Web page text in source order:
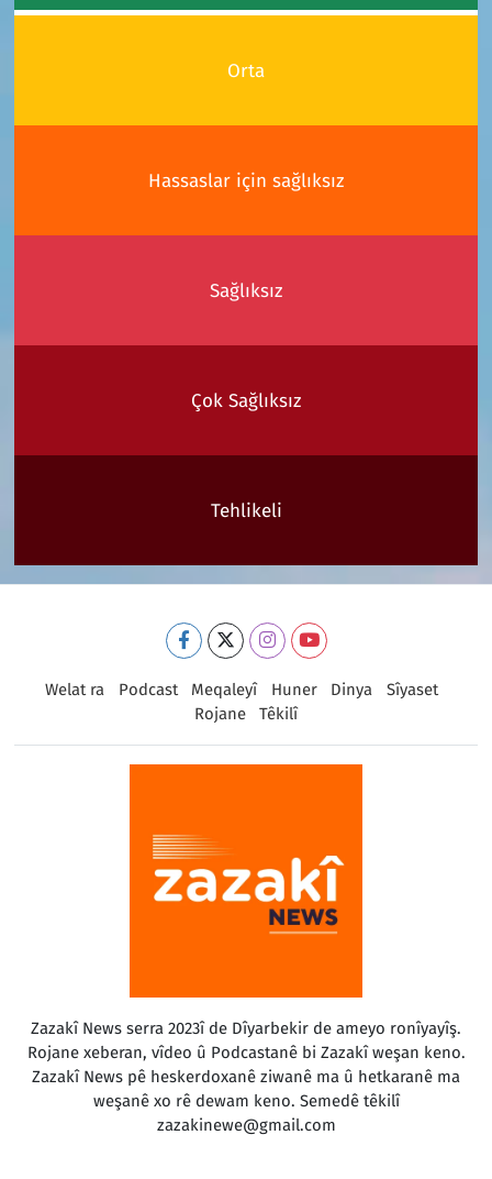
Orta
Hassaslar için sağlıksız
Sağlıksız
Çok Sağlıksız
Tehlikeli
Welat ra Podcast Meqaleyî Huner Dinya
Sîyaset
Rojane
Têkilî
Zazakî News serra 2023î de Dîyarbekir de ameyo ronîyayîş.
Rojane xeberan, vîdeo û Podcastanê bi Zazakî weşan keno.
Zazakî News pê heskerdoxanê ziwanê ma û hetkaranê ma
weşanê xo rê dewam keno. Semedê têkilî
zazakinewe@gmail.com